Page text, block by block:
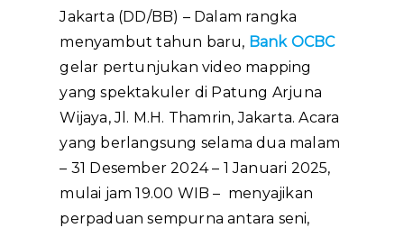
Jakarta (DD/BB) – Dalam rangka
menyambut tahun baru, Bank OCBC
gelar pertunjukan video mapping
yang spektakuler di Patung Arjuna
Wijaya, Jl. M.H. Thamrin, Jakarta. Acara
yang berlangsung selama dua malam
– 31 Desember 2024 – 1 Januari 2025,
mulai jam 19.00 WIB – menyajikan
perpaduan sempurna antara seni,